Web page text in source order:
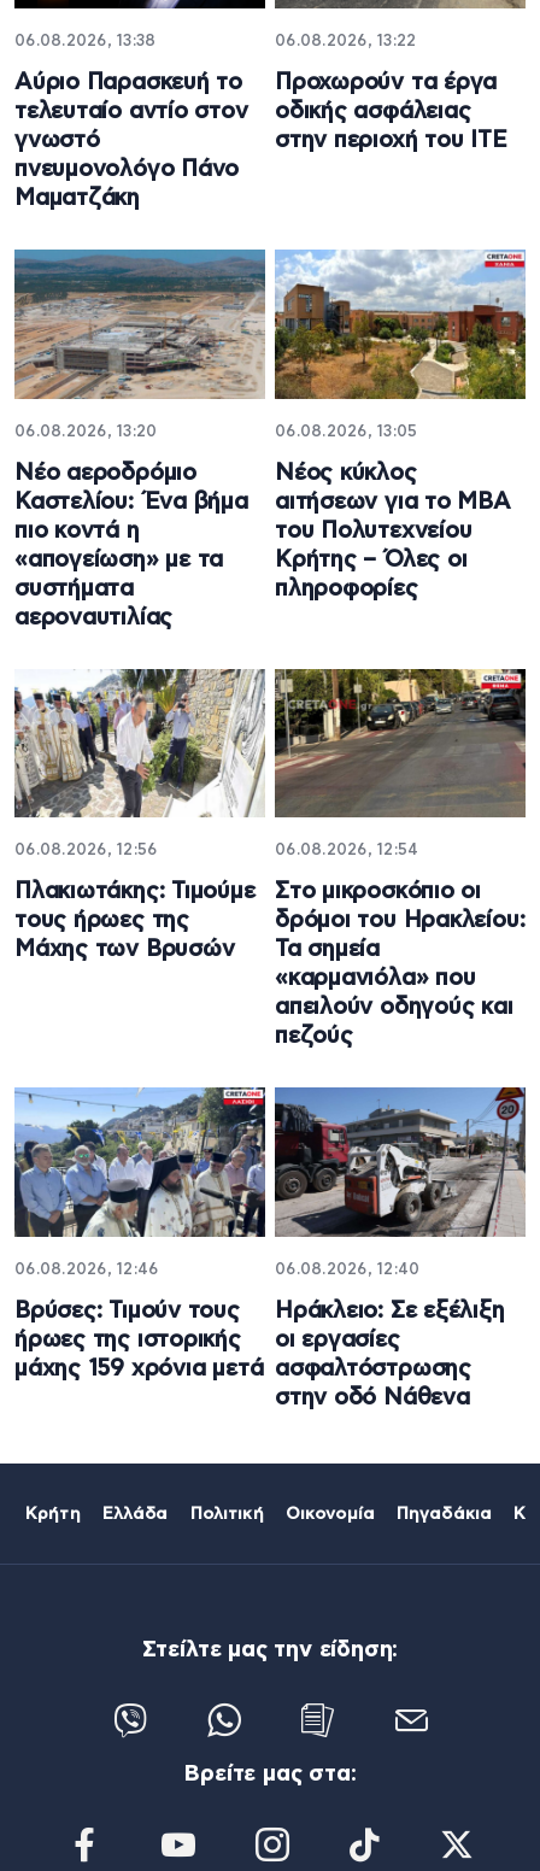
06.08.2026, 13:38
Αύριο Παρασκευή το
τελευταίο αντίο στον
γνωστό
πνευμονολόγο Πάνο
Μαματζάκη
06.08.2026, 13:22
Προχωρούν τα έργα
οδικής ασφάλειας
στην περιοχή του ΙΤΕ
06.08.2026, 13:20
Νέο αεροδρόμιο
Καστελίου: Ένα βήμα
πιο κοντά η
«απογείωση» με τα
συστήματα
αεροναυτιλίας
06.08.2026, 13:05
Νέος κύκλος
αιτήσεων για το MBA
του Πολυτεχνείου
Κρήτης – Όλες οι
πληροφορίες
06.08.2026, 12:56
Πλακιωτάκης: Τιμούμε
τους ήρωες της
Μάχης των Βρυσών
06.08.2026, 12:54
Στο μικροσκόπιο οι
δρόμοι του Ηρακλείου:
Τα σημεία
«καρμανιόλα» που
απειλούν οδηγούς και
πεζούς
06.08.2026, 12:46
Βρύσες: Τιμούν τους
ήρωες της ιστορικής
μάχης 159 χρόνια μετά
06.08.2026, 12:40
Ηράκλειο: Σε εξέλιξη
οι εργασίες
ασφαλτόστρωσης
στην οδό Νάθενα
Κρήτη Ελλάδα Πολιτική Οικονομία Πηγαδάκια
Στείλτε μας την είδηση:
Βρείτε μας στα: